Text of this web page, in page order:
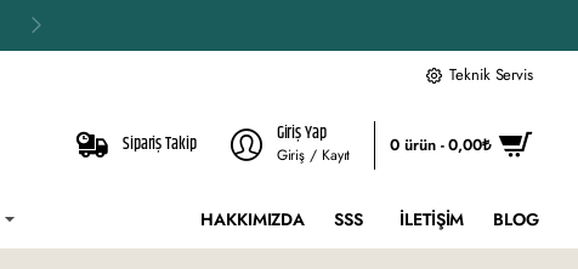
Teknik Servis
Sipariş Takip Giriş Yap
Giriş / Kayıt 0 ürün - 0,00₺
HAKKIMIZDA SSS İLETIŞIM BLOG